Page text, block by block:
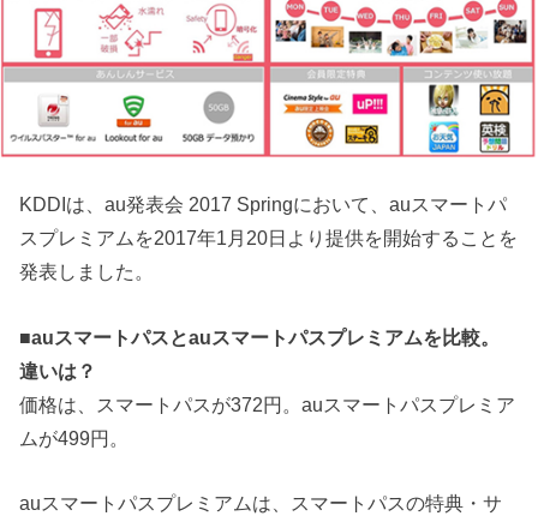
KDDIは、au発表会 2017 Springにおいて、auスマートパ
スプレミアムを2017年1月20日より提供を開始することを
発表しました。
■auスマートパスとauスマートパスプレミアムを比較。
違いは？
価格は、スマートパスが372円。auスマートパスプレミア
ムが499円。
auスマートパスプレミアムは、スマートパスの特典・サ